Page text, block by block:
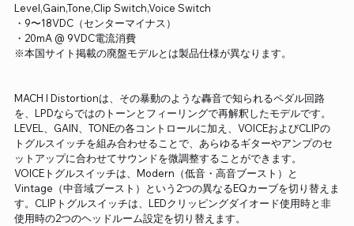
Level,Gain,Tone,Clip Switch,Voice Switch
・9〜18VDC（センターマイナス）
・20mA @ 9VDC電流消費
※本国サイト掲載の廃盤モデルとは製品仕様が異なります。
MACH I Distortionは、その暴動のような轟音で知られるペダル回路
を、LPDならではのトーンとフィーリングで再解釈したモデルです。
LEVEL、GAIN、TONEの各コントロールに加え、VOICEおよびCLIPの
トグルスイッチを組み合わせることで、あらゆるギターやアンプのセ
ットアップに合わせてサウンドを微調整することができます。
VOICEトグルスイッチは、Modern（低音・高音ブースト）と
Vintage（中音域ブースト）という2つの異なるEQカーブを切り替えま
す。CLIPトグルスイッチは、LEDクリッピングダイオード使用時と非
使用時の2つのヘッドルーム設定を切り替えます。